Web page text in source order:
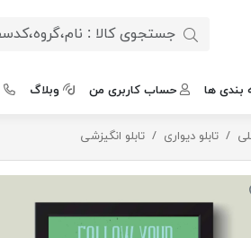
بندی ها حساب کاربری من وبلاگ
تابلو دیواری تابلو انگیزشی لاتین مسیر نورانی